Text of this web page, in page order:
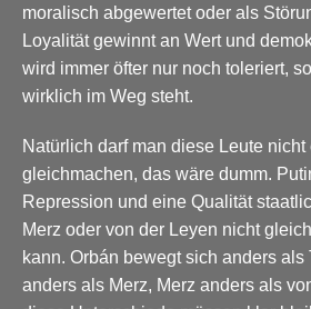
moralisch abgewertet oder als
Loyalität gewinnt an Wert und
wird immer öfter nur noch toleriert,
wirklich im Weg steht.
Natürlich darf man diese Leute nicht
gleichmachen, das wäre dumm.
Repression und eine Qualität
Merz oder von der Leyen nicht
kann. Orbán bewegt sich anders als
anders als Merz, Merz anders als